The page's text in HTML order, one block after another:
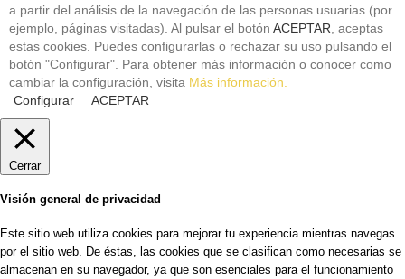
a partir del análisis de la navegación de las personas usuarias (por
ejemplo, páginas visitadas). Al pulsar el botón ACEPTAR , aceptas
estas cookies. Puedes configurarlas o rechazar su uso pulsando el
botón "Configurar". Para obtener más información o conocer como
cambiar la configuración, visita Más información.
Configurar
ACEPTAR
Cerrar
Visión general de privacidad
Este sitio web utiliza cookies para mejorar tu experiencia mientras navegas
por el sitio web. De éstas, las cookies que se clasifican como necesarias se
almacenan en su navegador, ya que son esenciales para el funcionamiento